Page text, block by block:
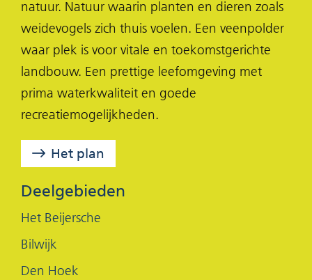
p
F
a
c
e
b
o
o
k
p
X
(opent
in
nieuw
venster)
p
L
i
n
k
natuur. Natuur waarin planten en dieren zoals
weidevogels zich thuis voelen. Een veenpolder
waar plek is voor vitale en toekomstgerichte
landbouw. Een prettige leefomgeving met
prima waterkwaliteit en goede
recreatiemogelijkheden.
Het plan
Deelgebieden
Het Beijersche
Bilwijk
Den Hoek